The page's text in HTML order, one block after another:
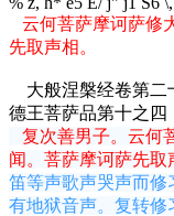
云何菩萨摩诃萨修
先取声相。
大般涅槃经卷第二
德王菩萨品第十之四
复次善男子。云何
闻。菩萨摩诃萨先取
笛等声歌声哭声而修
有地狱音声。复转修